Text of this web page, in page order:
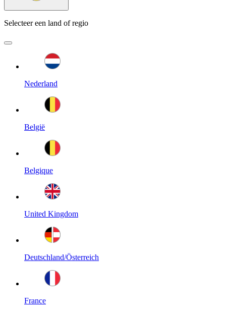
Selecteer een land of regio
Nederland
België
Belgique
United Kingdom
Deutschland/Österreich
France